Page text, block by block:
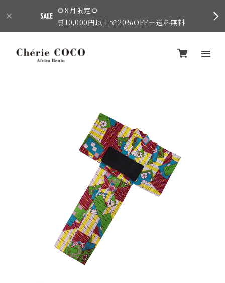
🌻8月限定🌻
🛒10,000円以上で20%OFF＋送料無料